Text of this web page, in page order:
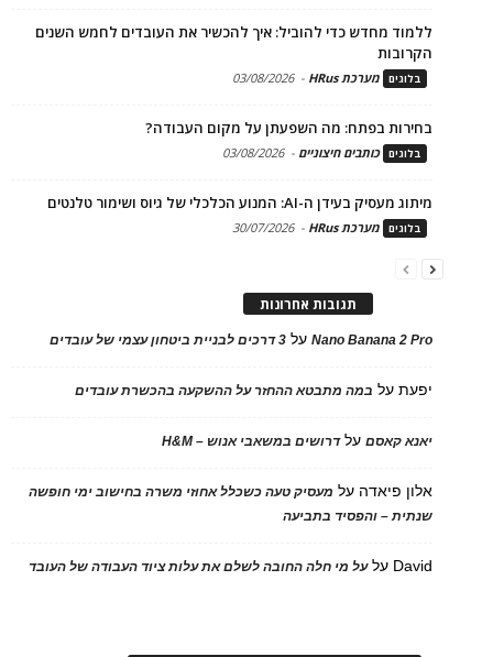
ללמוד מחדש כדי להוביל: איך להכשיר את העובדים לחמש השנים
הקרובות
בלוגים מערכת HRus -
03/08/2026
בחירות בפתח: מה השפעתן על מקום העבודה?
בלוגים כותבים חיצוניים -
03/08/2026
מיתוג מעסיק בעידן ה-AI: המנוע הכלכלי של גיוס ושימור טלנטים
בלוגים מערכת HRus -
30/07/2026
תגובות אחרונות
Nano Banana 2 Proעל 3 דרכים לבניית ביטחון עצמי של עובדים
יפעתעל במה מתבטא ההחזר על ההשקעה בהכשרת עובדים
יאנא קאסםעלדרושים במשאבי אנוש – H&M
אלון פיאדה על מעסיק טעה כשכלל אחוזי משרה בחישוב ימי חופשה
שנתית – והפסיד בתביעה
David עלעל מי חלה החובה לשלם את עלות ציוד העבודה של העובד